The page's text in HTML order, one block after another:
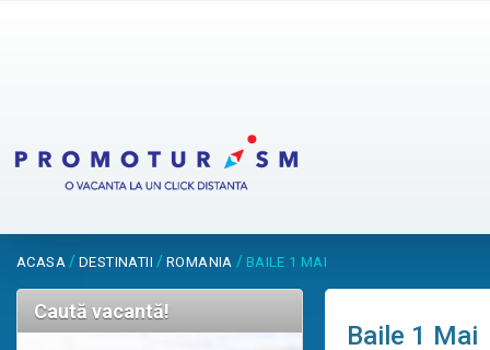
ACASA / DESTINATII / ROMANIA / BAILE 1 MAI
Caută vacantă!
Baile 1 Mai